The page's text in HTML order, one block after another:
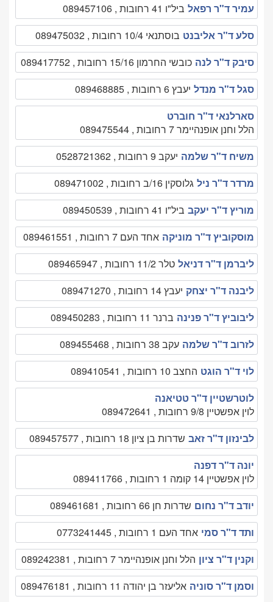
עמיר ד"ר רפאל ביל"ו 41 רחובות , 089457106
סלע ד"ר אליבנט בוסתנאי 10/4 רחובות , 089475032
סיבק ד"ר לנה כובשי החרמון 15/16 רחובות , 089417752
סגל ד"ר מנדל יעבץ 6 רחובות , 089468885
סארלנאי ד"ר חוברט
הלל וחנן אופנהיימר 7 רחובות , 089475544
משיח ד"ר שלמה יעקב 9 רחובות , 0528721362
מרדר ד"ר ניל גלוסקין 16/ב רחובות , 089471002
מוריץ ד"ר יעקב ביל"ו 41 רחובות , 089450539
מוסקוביץ ד"ר מוניקה אחד העם 7 רחובות , 089461551
ליברמן ד"ר דניאל טלר 11/2 רחובות , 089465947
ליבנה ד"ר יצחק יעבץ 14 רחובות , 089471270
ליבוביץ ד"ר פנינה ברנר 11 רחובות , 089450283
לזרוב ד"ר שלמה עקב 38 רחובות , 089455468
לוי ד"ר הוגט החצב 10 רחובות , 089410541
לוטרשטיין ד"ר טטיאנה
לוין אפשטיין 9/8 רחובות , 089472641
לבינזון ד"ר זאב שדרות בן ציון 18 רחובות , 089457577
יונה ד"ר דפנה
לוין אפשטיין 14 קומה 1 רחובות , 089411766
יודב ד"ר נחום שדרות חן 66 רחובות , 089461681
ותד ד"ר סמי אחד העם 1 רחובות , 0773241445
וקנין ד"ר ציון הלל וחנן אופנהיימר 7 רחובות , 089242381
וסמן ד"ר סוניה אליעזר בן יהודה 11 רחובות , 089476181